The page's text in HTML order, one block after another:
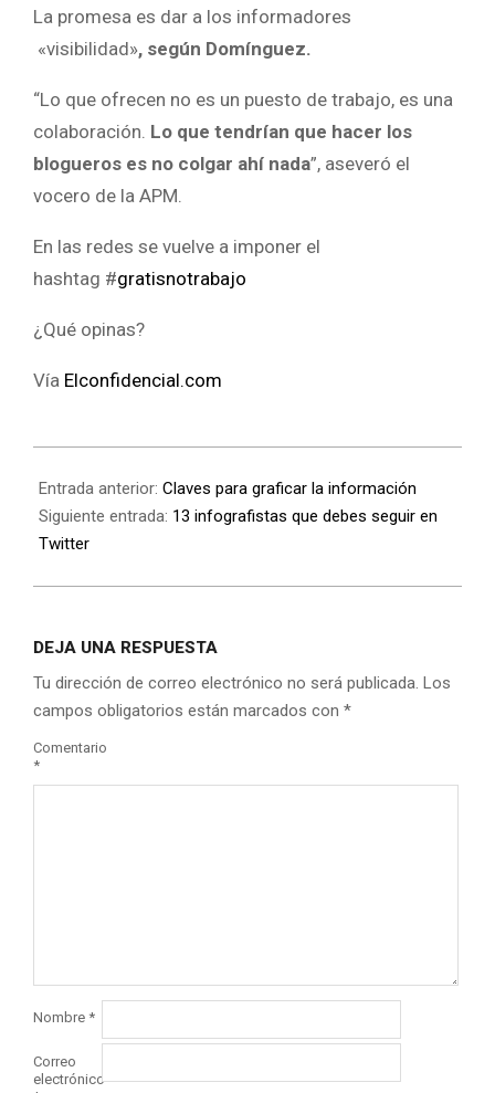
La promesa es dar a los informadores
«visibilidad», según Domínguez.
“Lo que ofrecen no es un puesto de trabajo, es una
colaboración. Lo que tendrían que hacer los
blogueros es no colgar ahí nada”, aseveró el
vocero de la APM.
En las redes se vuelve a imponer el
hashtag #gratisnotrabajo
¿Qué opinas?
Vía Elconfidencial.com
Entrada anterior: Claves para graficar la información
Siguiente entrada: 13 infografistas que debes seguir en
Twitter
DEJA UNA RESPUESTA
Tu dirección de correo electrónico no será publicada. Los
campos obligatorios están marcados con *
Comentario
*
Nombre *
Correo
electrónico